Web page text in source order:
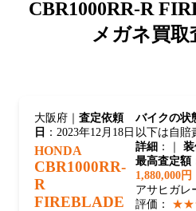
CBR1000RR-R
メガネ買取
大阪府｜査定依頼
日 ：2023年12月18日
HONDA
CBR1000RR-
R
FIREBLADE
バイクの状
以下は自賠
詳細 ：｜
最高査定額
1,880,000円
アサヒガレ
評価：